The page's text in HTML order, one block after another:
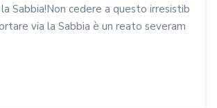
Sabbia!Non cedere a questo irresistib
via la Sabbia è un reato severam